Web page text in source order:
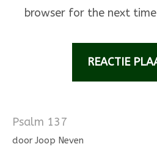
browser for the next
Psalm 137
door Joop Neven